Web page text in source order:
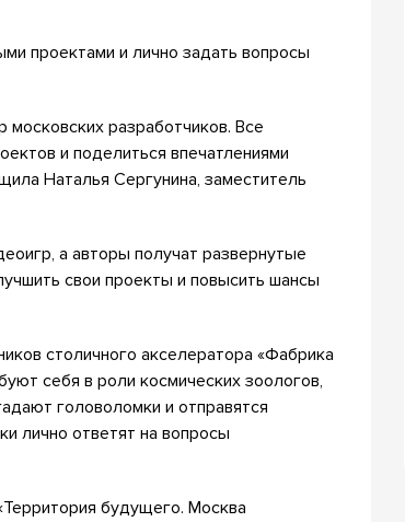
проектами и лично задать вопросы
разработчиков. Все
и поделиться впечатлениями
Наталья Сергунина, заместитель
а авторы получат развернутые
свои проекты и повысить шансы
столичного акселератора «Фабрика
себя в роли космических зоологов,
головоломки и отправятся
лично ответят на вопросы
будущего. Москва